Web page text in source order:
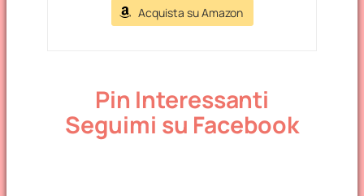
Acquista su Amazon
Pin Interessanti
Seguimi su Facebook